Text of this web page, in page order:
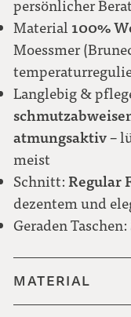
persönlicher
Material 100%
Moessmer
Langlebig &
atmungsaktiv–
meist
Schnitt: Regular
dezentem und
Geraden
MATERIAL